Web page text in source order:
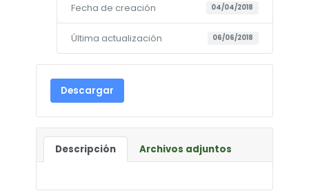
Fecha de creación 04/04/2018
Última actualización 06/06/2018
Descargar
Descripción Archivos adjuntos